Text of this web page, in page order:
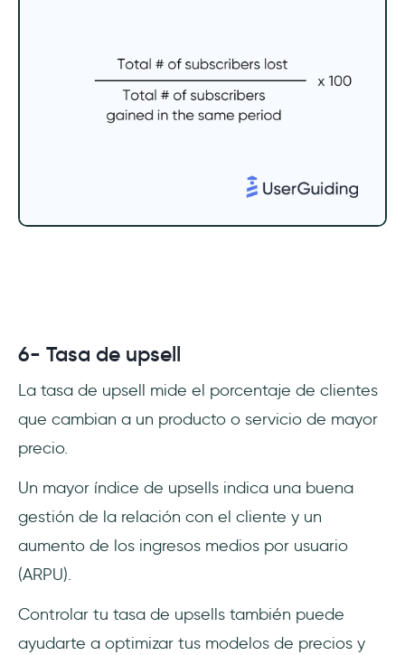
6- Tasa de upsell
La tasa de upsell mide el porcentaje de clientes
que cambian a un producto o servicio de mayor
precio.
Un mayor índice de upsells indica una buena
gestión de la relación con el cliente y un
aumento de los ingresos medios por usuario
(ARPU).
Controlar tu tasa de upsells también puede
ayudarte a optimizar tus modelos de precios y